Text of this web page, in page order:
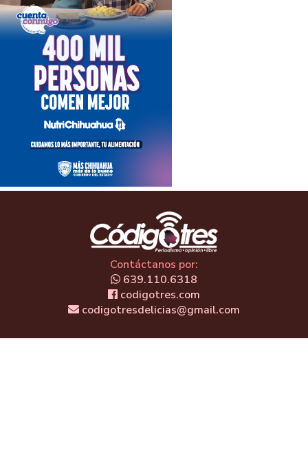
Contáctanos por:
639.110.6318
codigotres.com
codigotresdelicias@gmail.com